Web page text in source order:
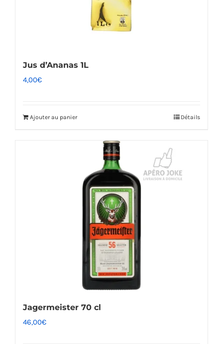
Jus d’Ananas 1L
4,00€
Ajouter au panier Détails
Jagermeister 70 cl
46,00€